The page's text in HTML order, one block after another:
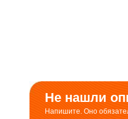
Не нашли
Напишите. Оно